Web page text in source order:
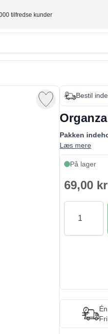
tilfredse kunder
Bestil
Pakken
Læs mere
På lager
69,00 kr
Antal